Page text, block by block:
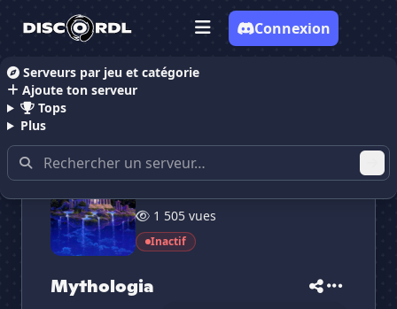
Serveurs par jeu et catégorie
Ajoute ton serveur
Tops
Plus
Connexion
Accueil Serveurs Discord RolePlay
1 505 vues
Inactif
Mythologia
Vote pourMythologia
Mythologia
Es-tu sûr de vouloir supprimer ton avis de ce
serveur ?
Mythologia